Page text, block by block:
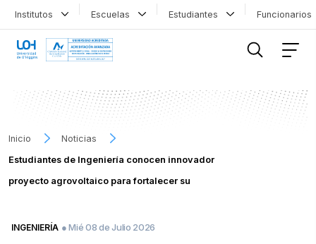
Institutos Escuelas Estudiantes
Inicio
Noticias
Estudiantes de Ingeniería conocen innovador
proyecto agrovoltaico para fortalecer su
INGENIERÍA ● Mié 08 de Julio 2026